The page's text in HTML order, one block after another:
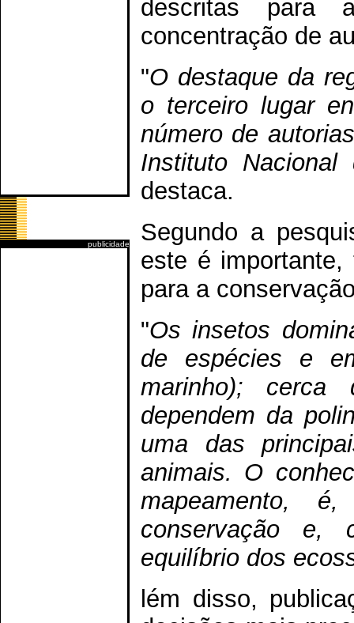
publicidade
descritas para
concentração de
"O destaque da
o terceiro lugar
número de
Instituto
destaca.
Segundo a
este é
para a
"Os insetos
de espécies e
marinho);
dependem da
uma das
animais. O
mapeamento,
conservação e,
equilíbrio dos
lém disso,